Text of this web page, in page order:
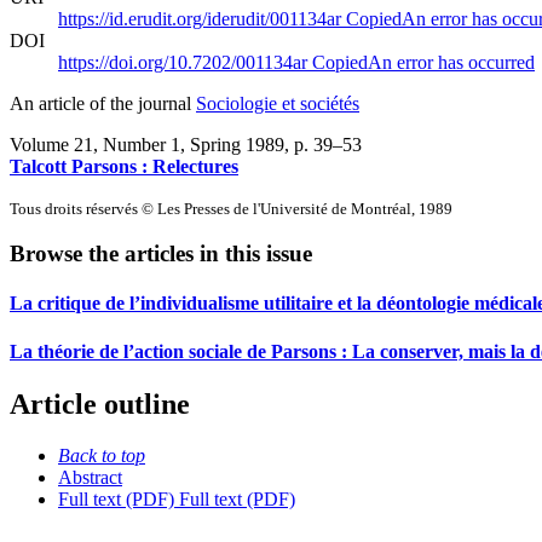
https://id.erudit.org/iderudit/001134arCopiedAn error has
DOI
https://doi.org/10.7202/001134arCopiedAn error has occurred
An article of the journal Sociologie et sociétés
Volume 21, Number 1, Spring 1989, p. 39–53
Talcott Parsons : Relectures
Tous droits réservés © Les Presses de l'Université de Montréal, 1989
Browse the articles in this issue
La critique de l’individualisme utilitaire et la déontologie
La théorie de l’action sociale de Parsons : La conserver, mais la
Article outline
Back to top
Abstract
Full text (PDF) Full text (PDF)